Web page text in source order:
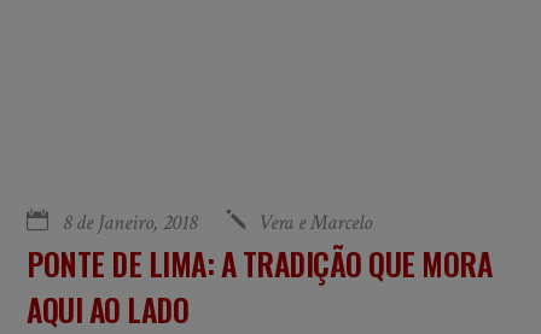
8 de Janeiro, 2018 Vera e Marcelo
PONTE DE LIMA: A TRADIÇÃO QUE MORA
AQUI AO LADO